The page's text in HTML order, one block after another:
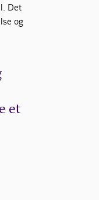
Det
og
et